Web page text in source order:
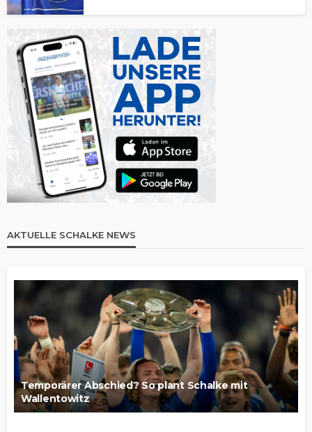
AKTUELLE SCHALKE NEWS
Temporärer Abschied? So plant Schalke mit
Wallentowitz